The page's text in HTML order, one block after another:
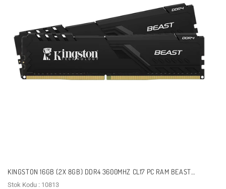
KINGSTON 16GB (2X 8GB) DDR4 3600MHZ CL17 PC RAM BEAST
KF436C17BBK2/16TR
Stok Kodu : 10813